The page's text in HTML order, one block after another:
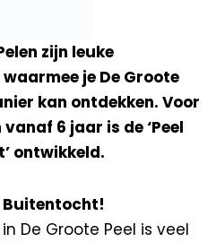
zijn leuke
je De Groote
kan ontdekken. Voor
6 jaar is de ‘Peel
ontwikkeld.
Buitentocht!
in De Groote Peel is veel